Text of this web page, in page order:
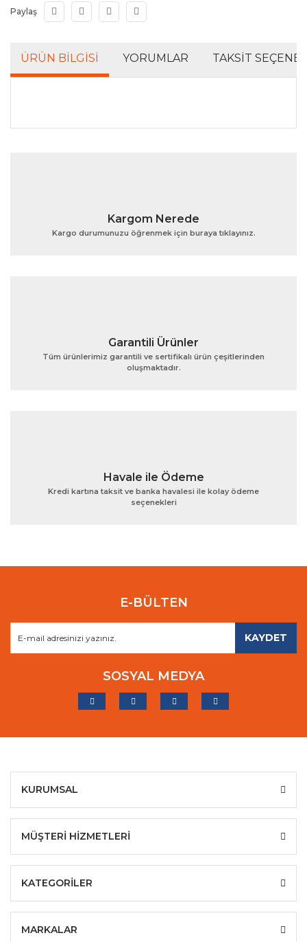
Paylaş
ÜRÜN BILGISI YORUMLAR TAKSIT
Bu ürünün fiyat bilgisi, resim, ürün açıklamalarında ve
Ürün açıklamasında eksik bilgiler bulunuyor.
Gönder
Kargom Nerede
Kargo durumunuzu öğrenmek için buraya tıklayınız.
Garantili Ürünler
Tüm ürünlerimiz garantili ve sertifikalı ürün çeşitlerinden
oluşmaktadır.
Havale ile Ödeme
Kredi kartına taksit ve banka havalesi ile kolay ödeme
seçenekleri
E-BÜLTEN
KAYDET
SOSYAL MEDYA
KURUMSAL
MÜŞTERİ HİZMETLERİ
KATEGORİLER
MARKALAR